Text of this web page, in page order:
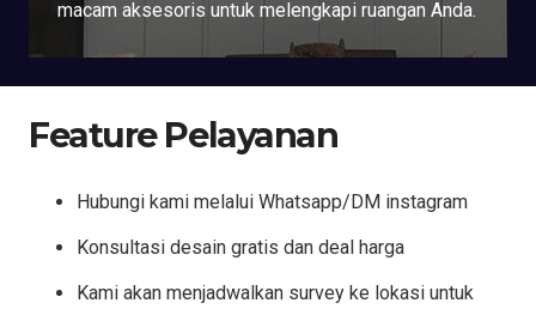
macam aksesoris untuk melengkapi ruangan Anda.
Feature Pelayanan
Hubungi kami melalui Whatsapp/DM instagram
Konsultasi desain gratis dan deal harga
Kami akan menjadwalkan survey ke lokasi untuk